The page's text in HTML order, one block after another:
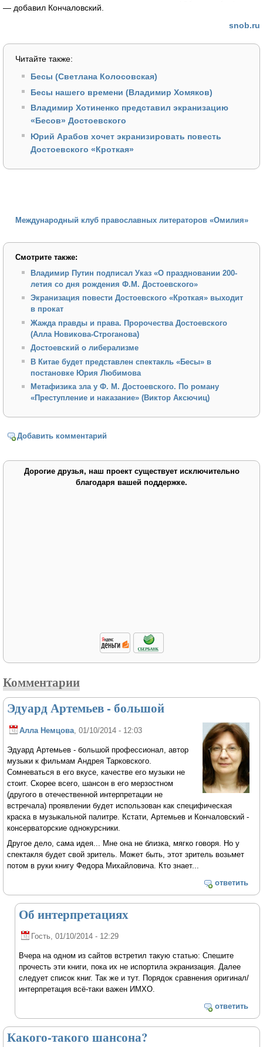
— добавил Кончаловский.
snob.ru
Читайте также:
Бесы (Светлана Колосовская)
Бесы нашего времени (Владимир Хомяков)
Владимир Хотиненко представил экранизацию
«Бесов» Достоевского
Юрий Арабов хочет экранизировать повесть
Достоевского «Кроткая»
Международный клуб православных литераторов «Омилия»
Смотрите также:
Владимир Путин подписал Указ «О праздновании 200-
летия со дня рождения Ф.М. Достоевского»
Экранизация повести Достоевского «Кроткая» выходит
в прокат
Жажда правды и права. Пророчества Достоевского
(Алла Новикова-Строганова)
Достоевский о либерализме
В Китае будет представлен спектакль «Бесы» в
постановке Юрия Любимова
Метафизика зла у Ф. М. Достоевского. По роману
«Преступление и наказание» (Виктор Аксючиц)
Добавить комментарий
Дорогие друзья, наш проект существует исключительно
благодаря вашей поддержке.
Комментарии
Эдуард Артемьев - большой
Алла Немцова , 01/10/2014 - 12:03
Эдуард Артемьев - большой профессионал, автор
музыки к фильмам Андрея Тарковского.
Сомневаться в его вкусе, качестве его музыки не
стоит. Скорее всего, шансон в его мерзостном
(другого в отечественной интерпретации не
встречала) проявлении будет использован как специфическая
краска в музыкальной палитре. Кстати, Артемьев и Кончаловский -
консерваторские однокурсники.
Другое дело, сама идея... Мне она не близка, мягко говоря. Но у
спектакля будет свой зритель. Может быть, этот зритель возьмет
потом в руки книгу Федора Михайловича. Кто знает...
ответить
Об интерпретациях
Гость, 01/10/2014 - 12:29
Вчера на одном из сайтов встретил такую статью: Спешите
прочесть эти книги, пока их не испортила экранизация. Далее
следует список книг. Так же и тут. Порядок сравнения оригинал/
интерпретация всё-таки важен ИМХО.
ответить
Какого-такого шансона?